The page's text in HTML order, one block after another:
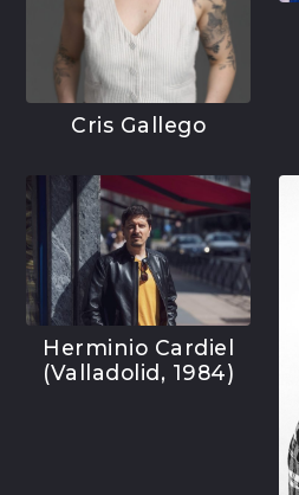
Cris Gallego
Herminio Cardiel
(Valladolid, 1984)